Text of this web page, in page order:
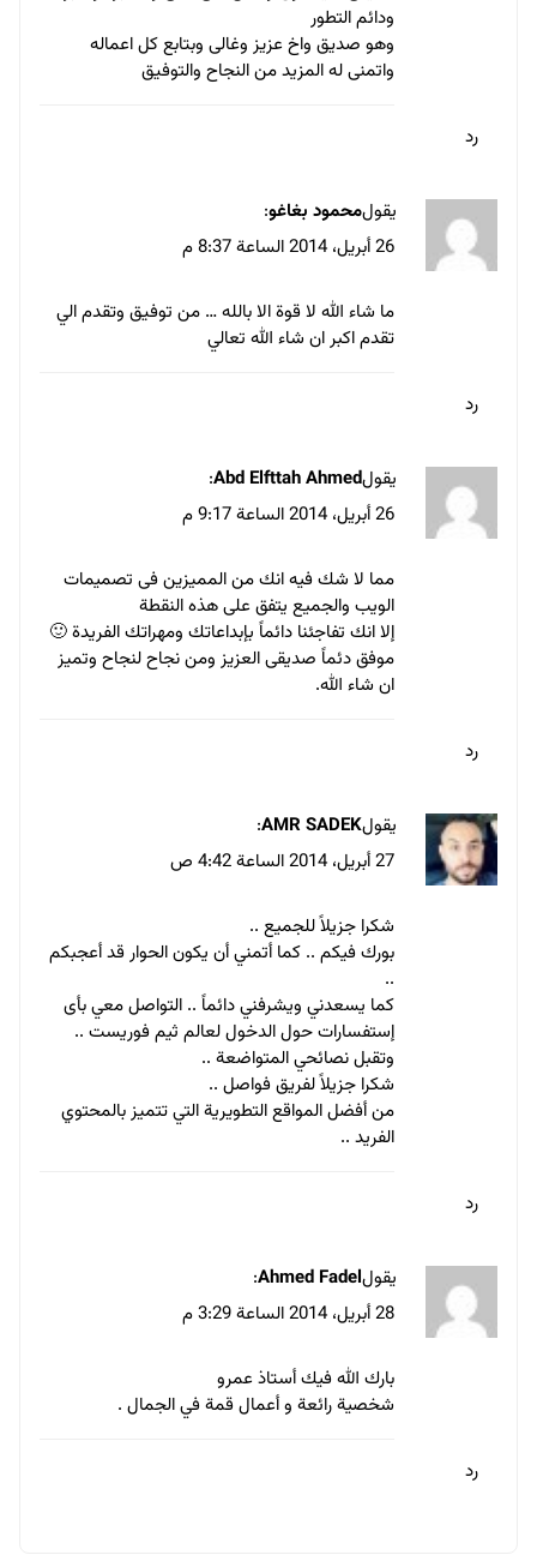
ودائم التطور
وهو صديق واخ عزيز وغالى وبتابع كل اعماله
واتمنى له المزيد من النجاح والتوفيق
رد
يقولمحمود بغاغو:
26 أبريل، 2014 الساعة 8:37 م
ما شاء الله لا قوة الا بالله … من توفيق وتقدم الي
تقدم اكبر ان شاء الله تعالي
رد
يقولAbd Elfttah Ahmed
:
26 أبريل، 2014 الساعة 9:17 م
مما لا شك فيه انك من المميزين فى تصميمات
الويب والجميع يتفق على هذه النقطة
إلا انك تفاجئنا دائماً بإبداعاتك ومهراتك الفريدة 🙂
موفق دئماً صديقى العزيز ومن نجاح لنجاح وتميز
ان شاء الله.
رد
يقولAMR SADEK
:
27 أبريل، 2014 الساعة 4:42 ص
شكرا جزيلاً للجميع ..
بورك فيكم .. كما أتمني أن يكون الحوار قد أعجبكم
..
كما يسعدني ويشرفني دائماً .. التواصل معي بأى
إستفسارات حول الدخول لعالم ثيم فوريست ..
وتقبل نصائحي المتواضعة ..
شكرا جزيلاً لفريق فواصل ..
من أفضل المواقع التطويرية التي تتميز بالمحتوي
الفريد ..
رد
يقولAhmed Fadel
:
28 أبريل، 2014 الساعة 3:29 م
بارك الله فيك أستاذ عمرو
شخصية رائعة و أعمال قمة في الجمال .
رد